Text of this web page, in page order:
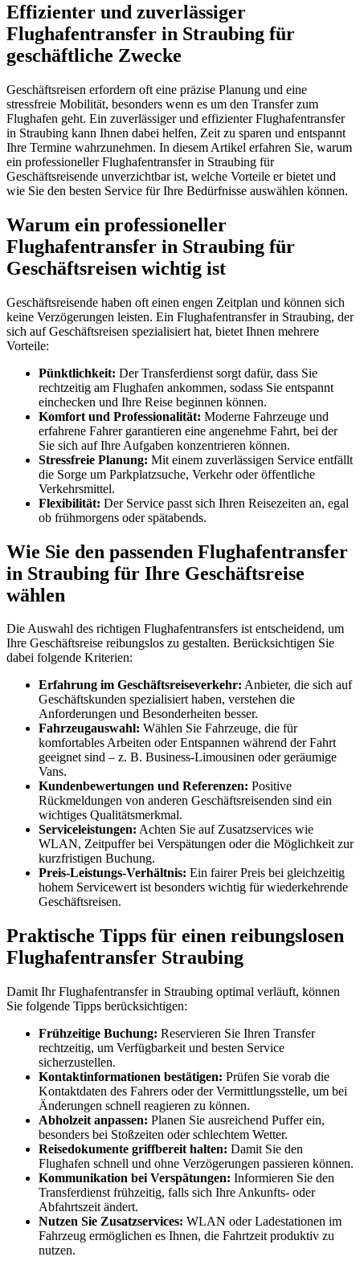
Effizienter und zuverlässiger
Flughafentransfer in Straubing für
geschäftliche Zwecke
Geschäftsreisen erfordern oft eine präzise Planung und eine
stressfreie Mobilität, besonders wenn es um den Transfer zum
Flughafen geht. Ein zuverlässiger und effizienter Flughafentransfer
in Straubing kann Ihnen dabei helfen, Zeit zu sparen und entspannt
Ihre Termine wahrzunehmen. In diesem Artikel erfahren Sie, warum
ein professioneller Flughafentransfer in Straubing für
Geschäftsreisende unverzichtbar ist, welche Vorteile er bietet und
wie Sie den besten Service für Ihre Bedürfnisse auswählen können.
Warum ein professioneller
Flughafentransfer in Straubing für
Geschäftsreisen wichtig ist
Geschäftsreisende haben oft einen engen Zeitplan und können sich
keine Verzögerungen leisten. Ein Flughafentransfer in Straubing, der
sich auf Geschäftsreisen spezialisiert hat, bietet Ihnen mehrere
Vorteile:
Pünktlichkeit: Der Transferdienst sorgt dafür, dass Sie
rechtzeitig am Flughafen ankommen, sodass Sie entspannt
einchecken und Ihre Reise beginnen können.
Komfort und Professionalität: Moderne Fahrzeuge und
erfahrene Fahrer garantieren eine angenehme Fahrt, bei der
Sie sich auf Ihre Aufgaben konzentrieren können.
Stressfreie Planung: Mit einem zuverlässigen Service entfällt
die Sorge um Parkplatzsuche, Verkehr oder öffentliche
Verkehrsmittel.
Flexibilität: Der Service passt sich Ihren Reisezeiten an, egal
ob frühmorgens oder spätabends.
Wie Sie den passenden Flughafentransfer
in Straubing für Ihre Geschäftsreise
wählen
Die Auswahl des richtigen Flughafentransfers ist entscheidend, um
Ihre Geschäftsreise reibungslos zu gestalten. Berücksichtigen Sie
dabei folgende Kriterien:
Erfahrung im Geschäftsreiseverkehr: Anbieter, die sich auf
Geschäftskunden spezialisiert haben, verstehen die
Anforderungen und Besonderheiten besser.
Fahrzeugauswahl: Wählen Sie Fahrzeuge, die für
komfortables Arbeiten oder Entspannen während der Fahrt
geeignet sind – z. B. Business-Limousinen oder geräumige
Vans.
Kundenbewertungen und Referenzen: Positive
Rückmeldungen von anderen Geschäftsreisenden sind ein
wichtiges Qualitätsmerkmal.
Serviceleistungen: Achten Sie auf Zusatzservices wie
WLAN, Zeitpuffer bei Verspätungen oder die Möglichkeit zur
kurzfristigen Buchung.
Preis-Leistungs-Verhältnis: Ein fairer Preis bei gleichzeitig
hohem Servicewert ist besonders wichtig für wiederkehrende
Geschäftsreisen.
Praktische Tipps für einen reibungslosen
Flughafentransfer Straubing
Damit Ihr Flughafentransfer in Straubing optimal verläuft, können
Sie folgende Tipps berücksichtigen:
Frühzeitige Buchung: Reservieren Sie Ihren Transfer
rechtzeitig, um Verfügbarkeit und besten Service
sicherzustellen.
Kontaktinformationen bestätigen: Prüfen Sie vorab die
Kontaktdaten des Fahrers oder der Vermittlungsstelle, um bei
Änderungen schnell reagieren zu können.
Abholzeit anpassen: Planen Sie ausreichend Puffer ein,
besonders bei Stoßzeiten oder schlechtem Wetter.
Reisedokumente griffbereit halten: Damit Sie den
Flughafen schnell und ohne Verzögerungen passieren können.
Kommunikation bei Verspätungen: Informieren Sie den
Transferdienst frühzeitig, falls sich Ihre Ankunfts- oder
Abfahrtszeit ändert.
Nutzen Sie Zusatzservices: WLAN oder Ladestationen im
Fahrzeug ermöglichen es Ihnen, die Fahrtzeit produktiv zu
nutzen.